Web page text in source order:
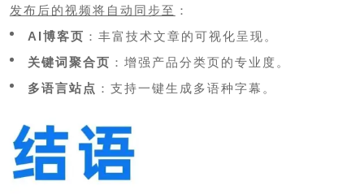
发布后的视频将自动同步至 ：
AI博客页 ：丰富技术文章的可视化呈现。
关键词聚合页 ：增强产品分类页的专业度。
多语言站点 ：支持一键生成多语种字幕。